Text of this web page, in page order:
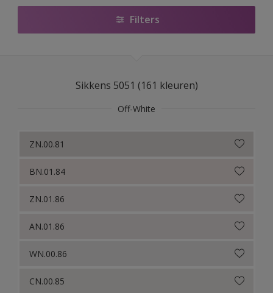
Sikkens 200 Kleuren voor het Interieur
Sikkens Erkende Kleuren (Painters)
Sikkens Van Gogh Collectie kleuren
Sikkens Colour Futures 2024
Sikkens Colour Futures 2023
Filters
Sikkens 5051 (161 kleuren)
Off-White
ZN.00.81
BN.01.84
ZN.01.86
AN.01.86
WN.00.86
CN.00.85